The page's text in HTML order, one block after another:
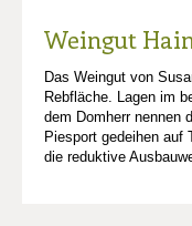
Weingut
Das Weingut von
Rebfläche. Lagen im
dem Domherr nennen
Piesport gedeihen auf
die reduktive